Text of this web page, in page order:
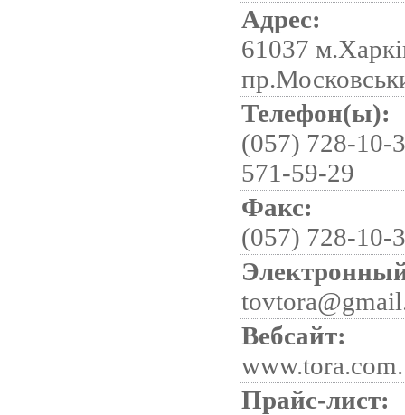
Адрес:
61037
Телефон(ы):
(057) 728-10-
571-59-29
Факс:
(057) 728-10-
Вебсайт:
Прайс-лист: